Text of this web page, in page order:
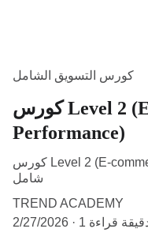
كورس التسويق الشامل
كورس Level 2 (E-commerce &
Performance)
كورس Level 2 (E-commerce & Performance) في طنطا
شامل
TREND ACADEMY
2/27/2026
دقيقة قراءة